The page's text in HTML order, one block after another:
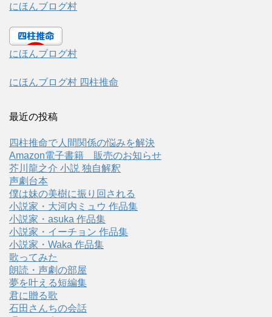
にほんブログ村
にほんブログ村
にほんブログ村 四柱推命
最近の投稿
四柱推命で人間関係の悩みを解決
Amazon電子書籍 販売のお知らせ
芥川龍之介 小説 独自解釈
声劇台本
僕は妹の美樹に振り回される
小説家・大河内ミュウ 作品集
小説家・asuka 作品集
小説家・イーチョン 作品集
小説家・Waka 作品集
歌ってみた
朗読・声劇の部屋
夢を叶える短編集
君に贈る歌
石田さんちの会話